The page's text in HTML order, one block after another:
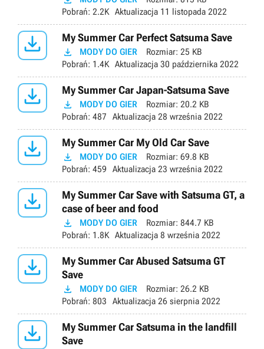
Pobrań: 2.2K Aktualizacja 11 listopada 2022
 My Summer Car Perfect Satsuma Save
 MODY DO GIER Rozmiar: 25 KB
Pobrań: 1.4K Aktualizacja 30 października 2022
 My Summer Car Japan-Satsuma Save
 MODY DO GIER Rozmiar: 20.2 KB
Pobrań: 487 Aktualizacja 28 września 2022
 My Summer Car My Old Car Save
 MODY DO GIER Rozmiar: 69.8 KB
Pobrań: 459 Aktualizacja 23 września 2022

My Summer Car Save with Satsuma GT, a
case of beer and food
 MODY DO GIER Rozmiar: 844.7 KB
Pobrań: 1.8K Aktualizacja 8 września 2022

My Summer Car Abused Satsuma GT
Save
 MODY DO GIER Rozmiar: 26.2 KB
Pobrań: 803 Aktualizacja 26 sierpnia 2022

My Summer Car Satsuma in the landfill
Save